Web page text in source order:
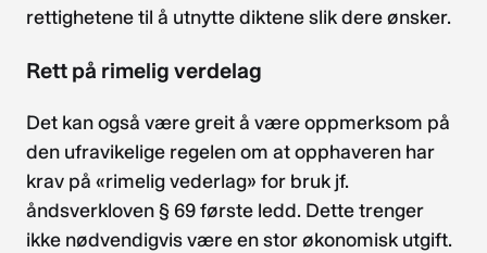
rettighetene til å utnytte diktene slik dere ønsker.
Rett på rimelig verdelag
Det kan også være greit å være oppmerksom på
den ufravikelige regelen om at opphaveren har
krav på «rimelig vederlag» for bruk jf.
åndsverkloven § 69 første ledd. Dette trenger
ikke nødvendigvis være en stor økonomisk utgift.